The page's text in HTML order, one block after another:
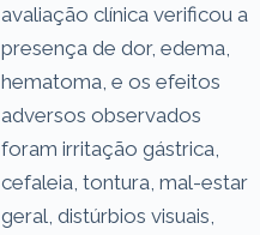
avaliação clínica verificou a
presença de dor, edema,
hematoma, e os efeitos
adversos observados
foram irritação gástrica,
cefaleia, tontura, mal-estar
geral, distúrbios visuais,